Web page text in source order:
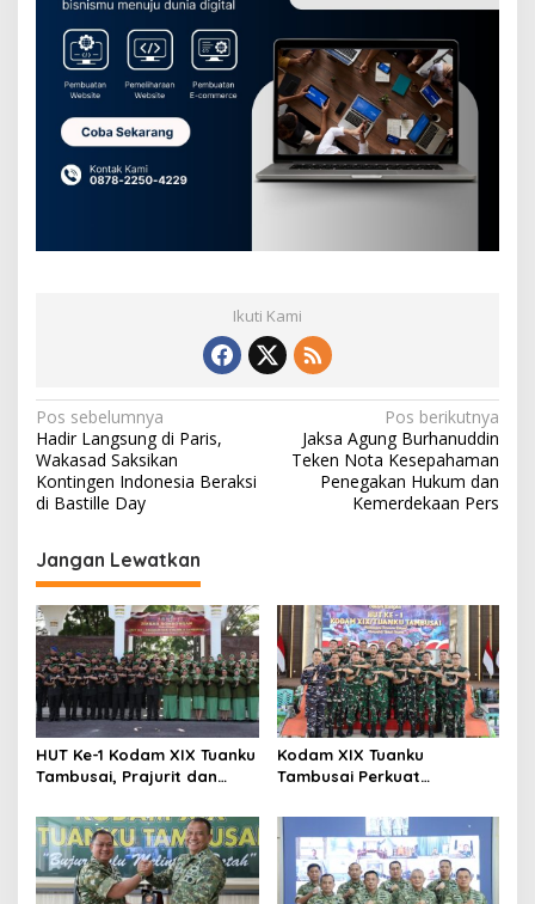
Ikuti Kami
N
a
v
i
g
a
s
i
p
o
s
Pos sebelumnya
Hadir Langsung di Paris,
Wakasad Saksikan
Kontingen Indonesia Beraksi
di Bastille Day
Pos berikutnya
Jaksa Agung Burhanuddin
Teken Nota Kesepahaman
Penegakan Hukum dan
Kemerdekaan Pers
Jangan Lewatkan
HUT Ke-1 Kodam XIX Tuanku
Tambusai, Prajurit dan
Penghormatan di TMP
Kusuma Dharma
Kodam XIX Tuanku
Tambusai Perkuat
Donor Darah HUT Ke-1